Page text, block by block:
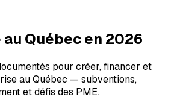
Québec en 2026
pour créer, financer et
au Québec — subventions,
et défis des PME.